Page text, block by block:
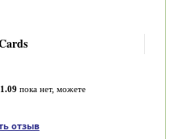
пока нет, можете
отзыв